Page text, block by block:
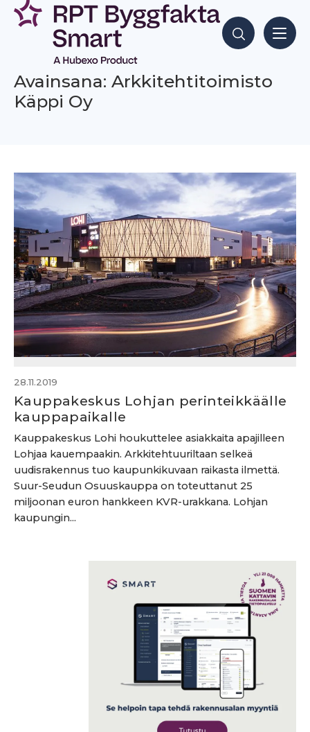
Siirry
sisältöön
Hae sisältöjä
Avainsana: Arkkitehtitoimisto
Käppi Oy
28.11.2019
Kauppakeskus Lohjan perinteikkäälle
kauppapaikalle
Kauppakeskus Lohi houkuttelee asiakkaita apajilleen
Lohjaa kauempaakin. Arkkitehtuuriltaan selkeä
uudisrakennus tuo kaupunkikuvaan raikasta ilmettä.
Suur-Seudun Osuuskauppa on toteuttanut 25
miljoonan euron hankkeen KVR-urakkana. Lohjan
kaupungin...